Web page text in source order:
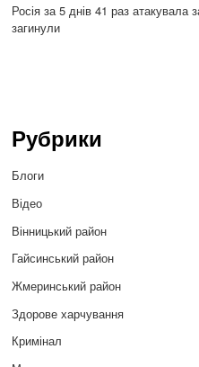
Росія за 5 днів 41 раз атакувала
загинули
Рубрики
Блоги
Відео
Вінницький район
Гайсинський район
Жмеринський район
Здорове харчування
Кримінал